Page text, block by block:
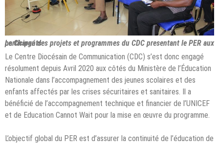
Le Chargé des projets et programmes du CDC presentant le PER aux participants
Le Centre Diocésain de Communication (CDC) s’est donc engagé
résolument depuis Avril 2020 aux côtés du Ministère de l’Éducation
Nationale dans l’accompagnement des jeunes scolaires et des
enfants affectés par les crises sécuritaires et sanitaires. Il a
bénéficié de l’accompagnement technique et financier de l’UNICEF
et de Education Cannot Wait pour la mise en œuvre du programme.
L’objectif global du PER est d’assurer la continuité de l’éducation de